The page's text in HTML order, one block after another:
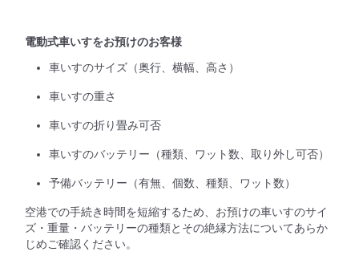
電動式車いすをお預けのお客様
車いすのサイズ（奥行、横幅、高さ）
車いすの重さ
車いすの折り畳み可否
車いすのバッテリー（種類、ワット数、取り外し可否）
予備バッテリー（有無、個数、種類、ワット数）
空港での手続き時間を短縮するため、お預けの車いすのサイ
ズ・重量・バッテリーの種類とその絶縁方法についてあらか
じめご確認ください。